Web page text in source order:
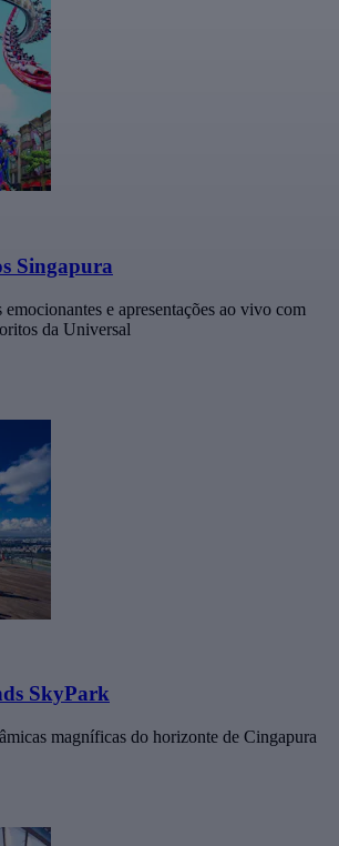
Singapura
emocionantes e apresentações ao vivo com
da Universal
SkyPark
magníficas do horizonte de Cingapura